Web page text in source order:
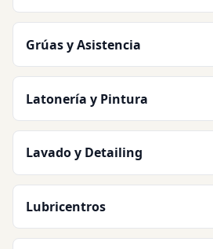
Grúas y Asistencia
Latonería y Pintura
Lavado y Detailing
Lubricentros